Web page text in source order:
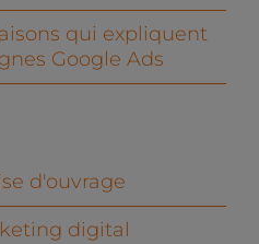
qui expliquent
Google Ads
d'ouvrage
digital